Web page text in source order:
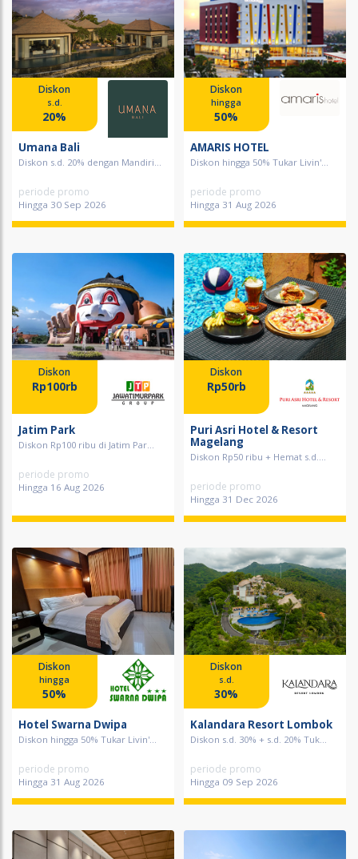
Diskon
s.d.
20%
Umana Bali
Diskon s.d. 20% dengan Mandiri...
periode promo
Hingga 30 Sep 2026
Diskon
hingga
50%
AMARIS HOTEL
Diskon hingga 50% Tukar Livin'...
periode promo
Hingga 31 Aug 2026
Diskon
Rp100rb
Jatim Park
Diskon Rp100 ribu di Jatim Par...
periode promo
Hingga 16 Aug 2026
Diskon
Rp50rb
Puri Asri Hotel & Resort
Magelang
Diskon Rp50 ribu + Hemat s.d....
periode promo
Hingga 31 Dec 2026
Diskon
hingga
50%
Hotel Swarna Dwipa
Diskon hingga 50% Tukar Livin'...
periode promo
Hingga 31 Aug 2026
Diskon
s.d.
30%
Kalandara Resort Lombok
Diskon s.d. 30% + s.d. 20% Tuk...
periode promo
Hingga 09 Sep 2026